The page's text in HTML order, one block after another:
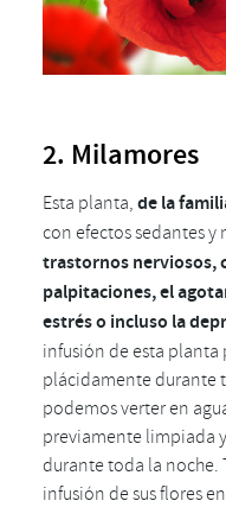
2. Milamores
Esta planta, de la
con efectos sedantes y
trastornos nerviosos,
palpitaciones, el
estrés o incluso la
infusión de esta planta
plácidamente durante
podemos verter en
previamente limpiada
durante toda la noche.
infusión de sus flores